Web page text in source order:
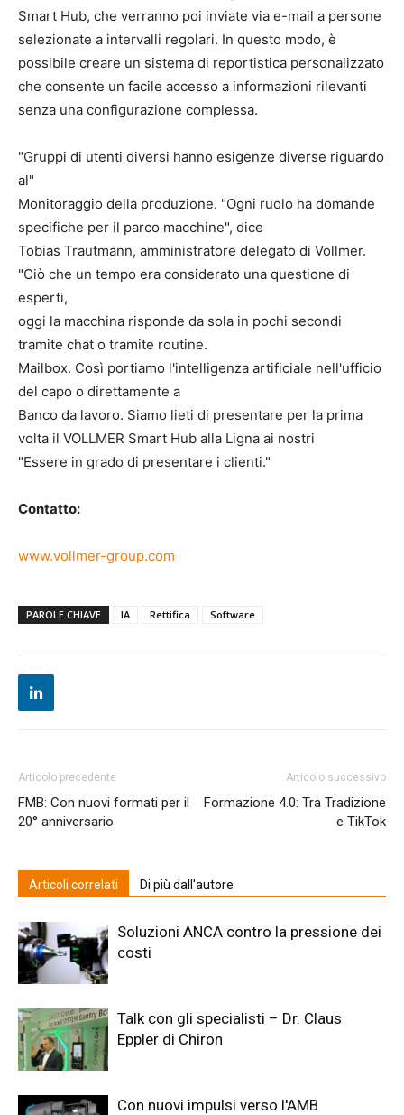
Smart Hub, che verranno poi inviate via e-mail a persone
selezionate a intervalli regolari. In questo modo, è
possibile creare un sistema di reportistica personalizzato
che consente un facile accesso a informazioni rilevanti
senza una configurazione complessa.
"Gruppi di utenti diversi hanno esigenze diverse riguardo
al"
Monitoraggio della produzione. "Ogni ruolo ha domande
specifiche per il parco macchine", dice
Tobias Trautmann, amministratore delegato di Vollmer.
"Ciò che un tempo era considerato una questione di
esperti,
oggi la macchina risponde da sola in pochi secondi
tramite chat o tramite routine.
Mailbox. Così portiamo l'intelligenza artificiale nell'ufficio
del capo o direttamente a
Banco da lavoro. Siamo lieti di presentare per la prima
volta il VOLLMER Smart Hub alla Ligna ai nostri
"Essere in grado di presentare i clienti."
Contatto:
www.vollmer-group.com
PAROLE CHIAVE IA Rettifica Software
Articolo precedente
FMB: Con nuovi formati per il
20° anniversario
Articolo successivo
Formazione 4.0: Tra Tradizione
e TikTok
Articoli correlati Di più dall'autore
Soluzioni ANCA contro la pressione dei
costi
Talk con gli specialisti – Dr. Claus
Eppler di Chiron
Con nuovi impulsi verso l'AMB